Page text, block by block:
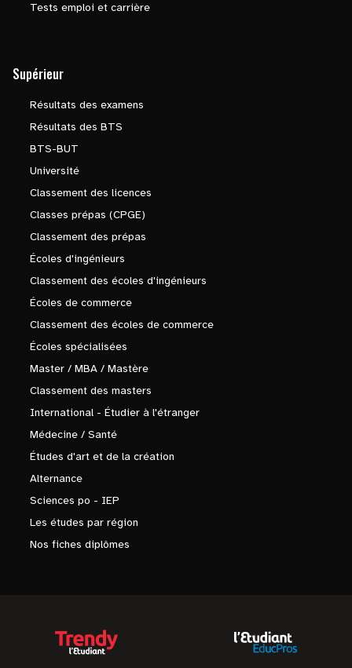
Tests emploi et carrière
Supérieur
Résultats des examens
Résultats des BTS
BTS-BUT
Université
Classement des licences
Classes prépas (CPGE)
Classement des prépas
Écoles d'ingénieurs
Classement des écoles d'ingénieurs
Écoles de commerce
Classement des écoles de commerce
Écoles spécialisées
Master / MBA / Mastère
Classement des masters
International - Étudier à l'étranger
Médecine / Santé
Études d'art et de la création
Alternance
Sciences po - IEP
Les études par région
Nos fiches diplômes